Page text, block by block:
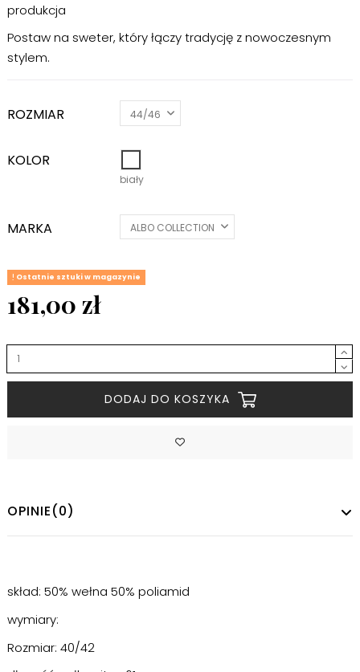
produkcja
Postaw na sweter, który łączy tradycję z nowoczesnym
stylem.
ROZMIAR
KOLOR
biały
MARKA
Ostatnie sztuki w magazynie
181,00 zł
DODAJ DO KOSZYKA
OPINIE(0)
skład: 50% wełna 50% poliamid
wymiary:
Rozmiar: 40/42